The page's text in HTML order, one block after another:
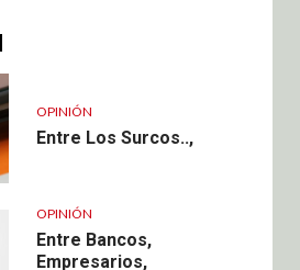
OPINIÓN
Entre Los Surcos..,
OPINIÓN
Entre Bancos,
Empresarios,